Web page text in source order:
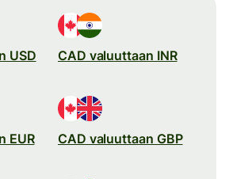
USD CAD valuuttaan INR
EUR CAD valuuttaan GBP